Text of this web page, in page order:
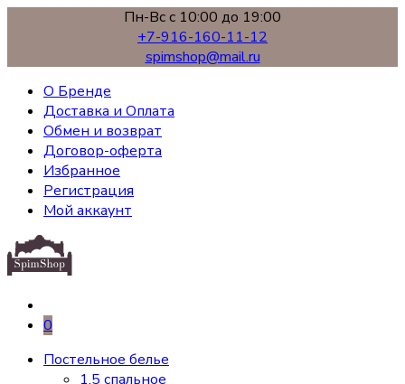
Пн-Вс с 10:00 до 19:00
+7-916-160-11-12
spimshop@mail.ru
О Бренде
Доставка и Оплата
Обмен и возврат
Договор-оферта
Избранное
Регистрация
Мой аккаунт
0
Постельное белье
1,5 спальное